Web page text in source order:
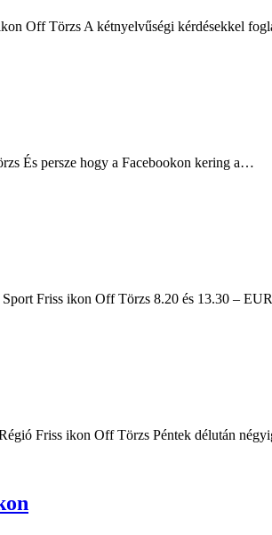
Off Törzs A kétnyelvűségi kérdésekkel
És persze hogy a Facebookon kering a…
Sport Friss ikon Off Törzs 8.20 és 13.30 –
Friss ikon Off Törzs Péntek délután